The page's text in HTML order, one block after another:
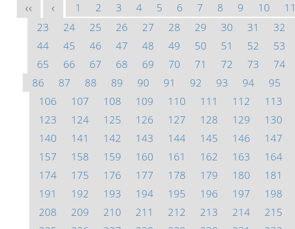
<< < 1 2 3 4 5 6 7 8 9 10 11
23
24 25 26 27 28 29 30 31 32
44
45 46 47 48 49 50 51 52 53
65
66 67 68 69 70 71 72 73 74
86
87 88 89 90 91 92 93 94 95
106
107 108 109 110 111 112 113
123
124 125 126 127 128 129 130
140
141 142 143 144 145 146 147
157
158 159 160 161 162 163 164
174
175 176 177 178 179 180 181
191
192 193 194 195 196 197 198
208
209 210 211 212 213 214 215